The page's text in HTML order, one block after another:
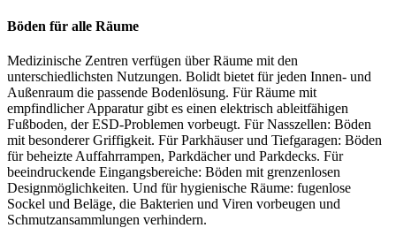
Böden für alle Räume
Medizinische Zentren verfügen über Räume mit den
unterschiedlichsten Nutzungen. Bolidt bietet für jeden Innen- und
Außenraum die passende Bodenlösung. Für Räume mit
empfindlicher Apparatur gibt es einen elektrisch ableitfähigen
Fußboden, der ESD-Problemen vorbeugt. Für Nasszellen: Böden
mit besonderer Griffigkeit. Für Parkhäuser und Tiefgaragen: Böden
für beheizte Auffahrrampen, Parkdächer und Parkdecks. Für
beeindruckende Eingangsbereiche: Böden mit grenzenlosen
Designmöglichkeiten. Und für hygienische Räume: fugenlose
Sockel und Beläge, die Bakterien und Viren vorbeugen und
Schmutzansammlungen verhindern.